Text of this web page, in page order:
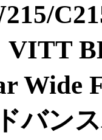
Wide
バン